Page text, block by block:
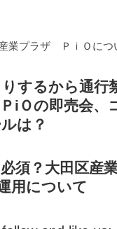
業プラザ ＰｉＯにつ
するから通行
iＯの即売会、
は？
須？大田区産
用について